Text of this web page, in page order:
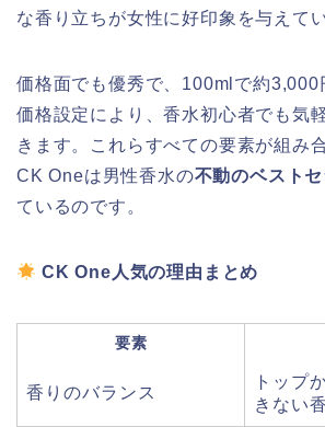
な香り立ちが女性に好印象を与えて
価格面でも優秀で、100mlで約3,000
価格設定により、香水初心者でも気
きます。これらすべての要素が組み
CK Oneは男性香水の不動のベスト
ているのです。
CK One人気の理由まとめ
要素
香りのバランス
トップ
きない